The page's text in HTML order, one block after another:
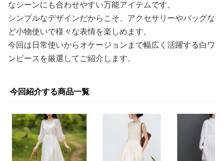
なシーンにも合わせやすい万能アイテムです。
シンプルなデザインだからこそ、アクセサリーやバッグな
ど小物使いで様々な表情を楽しめます。
今回は日常使いからオケージョンまで幅広く活躍する白ワ
ンピースを厳選してご紹介します。
今回紹介する商品一覧